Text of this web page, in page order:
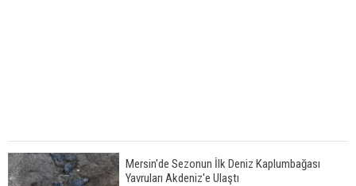
Mersin'de Sezonun İlk Deniz Kaplumbağası
Yavruları Akdeniz'e Ulaştı